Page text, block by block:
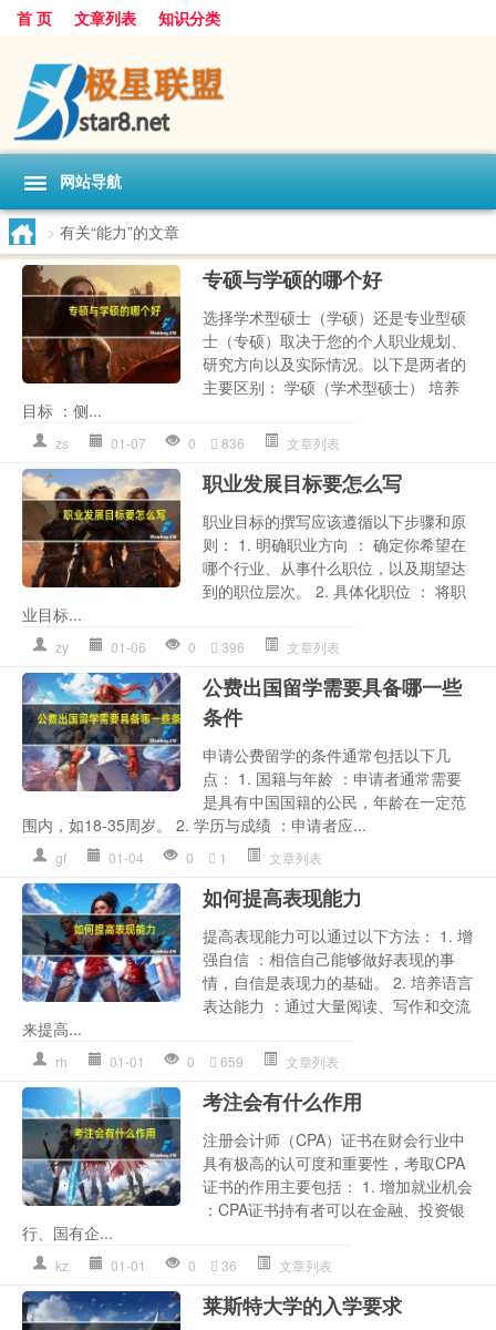
首 页 文章列表 知识分类
网站导航
> 有关“能力”的文章
专硕与学硕的哪个好
选择学术型硕士（学硕）还是专业型硕
士（专硕）取决于您的个人职业规划、
研究方向以及实际情况。以下是两者的
主要区别： 学硕（学术型硕士） 培养
目标 ：侧...
zs 01-07 0 836 文章列表
职业发展目标要怎么写
职业目标的撰写应该遵循以下步骤和原
则： 1. 明确职业方向 ： 确定你希望在
哪个行业、从事什么职位，以及期望达
到的职位层次。 2. 具体化职位 ： 将职
业目标...
zy 01-06 0 396 文章列表
公费出国留学需要具备哪一些
条件
申请公费留学的条件通常包括以下几
点： 1. 国籍与年龄 ：申请者通常需要
是具有中国国籍的公民，年龄在一定范
围内，如18-35周岁。 2. 学历与成绩 ：申请者应...
gf 01-04 0 1 文章列表
如何提高表现能力
提高表现能力可以通过以下方法： 1. 增
强自信 ：相信自己能够做好表现的事
情，自信是表现力的基础。 2. 培养语言
表达能力 ：通过大量阅读、写作和交流
来提高...
rh 01-01 0 659 文章列表
考注会有什么作用
注册会计师（CPA）证书在财会行业中
具有极高的认可度和重要性，考取CPA
证书的作用主要包括： 1. 增加就业机会
：CPA证书持有者可以在金融、投资银
行、国有企...
kz 01-01 0 36 文章列表
莱斯特大学的入学要求